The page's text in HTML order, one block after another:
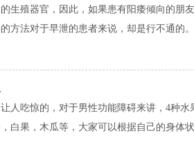
殖器官，因此，如果患有阳痿倾向的朋
的方法对于早泄的患者来说，却是行不通
吃惊的，对于男性功能障碍来讲，4种水
白果，木瓜等，大家可以根据自己的身体